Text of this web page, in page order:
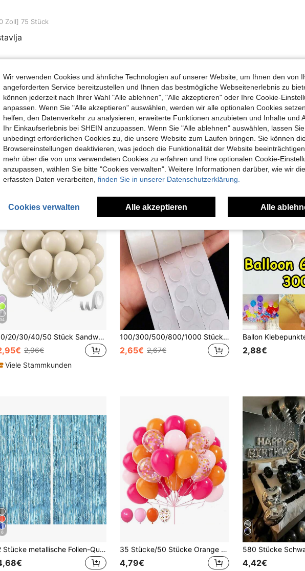
Stück
Zoll] 75 Stück
Hilfreich (0)
Mehr Bewertungen Ansehen
Auch Angeschaut
34
10/20/30/40/50 Stück Sandweiße Ballons, Größen 18/12/10/5 Zoll, Beige Latex Ballons, Weiß verdickt, geeignet für Party, Hochzeit, Gender Reveal Party, Bridal Shower, Geburtstagsparty und andere Anlässe Dekoration.
2,96€
Viele Stammkunden
100/300/500/800/1000 Stücke transparente Ballon Klebepunkte (100 Stücke runde Klebepunkte/Rolle), abnehmbares doppelseitiges Klebeband, geeignet für Feiertage, Hochzeiten und Partydekoration
2,65€ 2,67€ 2,88€
6
2 Stücke metallische Folien-Quastenvorhang als Photobooth Hintergrund, großer & kleiner quadratischer Regen-Streamer, Hintergrund für Geburtstag, Hochzeit, Party, Abschluss, Muttertag, verschiedene Anlässe 35 Stücke/50 Stücke Orange Pink Magenta Folien-Konfetti-Ballons 10 Zoll Latex-Ballons geeignet für Männer Frauen Geburtstagsfeier Hochzeit Babyparty Geschlechteroffenbarungsparty Feier Abschlussfeier Jahrestag Partyzubehör
4,79€ 4,42€
Wir verwenden Cookies und ähnliche Technologien auf unserer Website, um Ihnen den von
angeforderten Service bereitzustellen und Ihnen das bestmögliche Webseitenerlebnis zu
können jederzeit nach Ihrer Wahl "Alle ablehnen", "Alle akzeptieren" oder Ihre Cookie-
anpassen. Wenn Sie "Alle akzeptieren" auswählen, werden wir alle optionalen Cookies
helfen, den Datenverkehr zu analysieren, erweiterte Funktionen anzubieten und Inhalte und
Ihr Einkaufserlebnis bei SHEIN anzupassen. Wenn Sie "Alle ablehnen" auswählen, lassen
unbedingt erforderlichen Cookies zu, die unsere Website zum Laufen bringen. Sie können
Browsereinstellungen deaktivieren, was jedoch die Funktionalität der Website
mehr über die von uns verwendeten Cookies zu erfahren und Ihre optionalen Cookie-
anzupassen, wählen Sie bitte "Cookies verwalten". Weitere Informationen darüber, wie wir
erfassten Daten verarbeiten, finden Sie in unserer Datenschutzerklärung.
Cookies verwalten Alle akzeptieren Alle